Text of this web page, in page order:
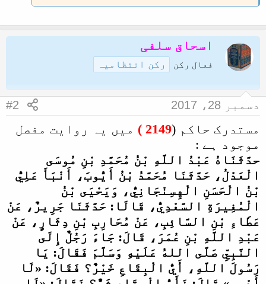
اسحاق سلفی
فعال رکن رکن انتظامیہ
دسمبر 28، 2017 #2
مستدرک حاکم (2149 )
میں یہ روایت مفصل
موجود ہے :
حدَّثَنَاهُ عَبْدُ اللَّهِ بْنُ مُحَمَّدِ بْنِ مُوسَى
الْعَدْلُ، حَدَّثَنَا مُحَمَّدُ بْنُ أَيُّوبَ، أَنْبَأَ عَلِيُّ
بْنُ الْحَسَنِ الْهِسِنْجَانِيُّ، وَيَحْيَى بْنُ
الْمُغِيرَةِ السَّعْدِيُّ، قَالَا: حَدَّثَنَا جَرِيرٌ، عَنْ
عَطَاءِ بْنِ السَّائِبِ، عَنْ مُحَارِبِ بْنِ دِثَارٍ، عَنْ
عَبْدِ اللَّهِ بْنِ عُمَرَ، قَالَ: جَاءَ رَجُلٌ إِلَى
النَّبِيِّ صَلَّى اللهُ عَلَيْهِ وَسَلَّمَ فَقَالَ: يَا
رَسُولَ اللَّهِ، أَيُّ الْبِقَاعِ خَيْرٌ؟ فَقَالَ: «لَا